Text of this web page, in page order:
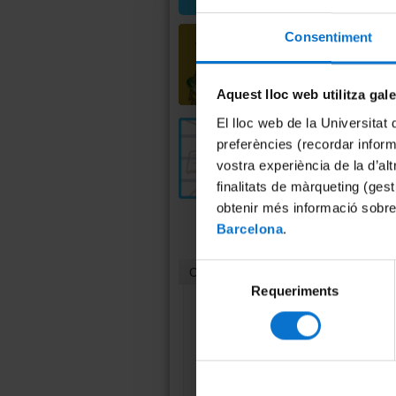
Consentiment
Aquest lloc web utilitza
El lloc web de la Universitat
preferències (recordar
vostra experiència de la
finalitats de màrqueting
obtenir més informació
Barcelona.
Selecció
consentiment
Requeriments
Contacte
Unitat de Cultura
Científica i Innovació